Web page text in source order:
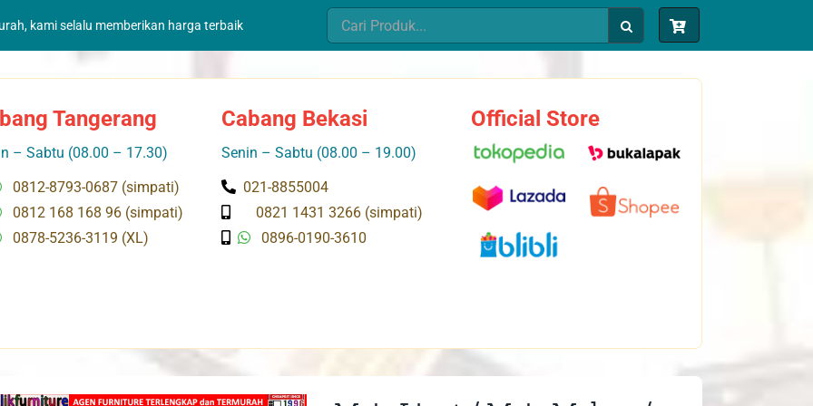
kami selalu memberikan harga terbaik
Search
for:
Tangerang
– Sabtu (08.00 – 17.30)
0812-8793-0687 (simpati)
0812 168 168 96 (simpati)
0878-5236-3119 (XL)
Cabang Bekasi
Senin – Sabtu (08.00 – 19.00)
021-8855004
0821 1431 3266 (simpati)
0896-0190-3610
Official Store